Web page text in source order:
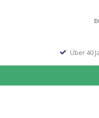
Über 40